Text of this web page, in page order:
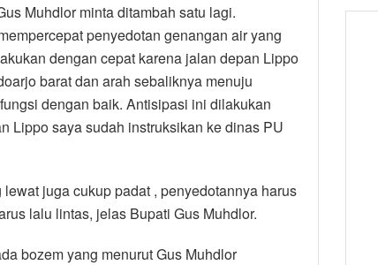
Muhdlor minta ditambah satu lagi.
penyedotan genangan air yang
dengan cepat karena jalan depan Lippo
barat dan arah sebaliknya menuju
dengan baik. Antisipasi ini dilakukan
Lippo saya sudah instruksikan ke dinas PU
juga cukup padat , penyedotannya harus
lalu lintas, jelas Bupati Gus Muhdlor.
bozem yang menurut Gus Muhdlor